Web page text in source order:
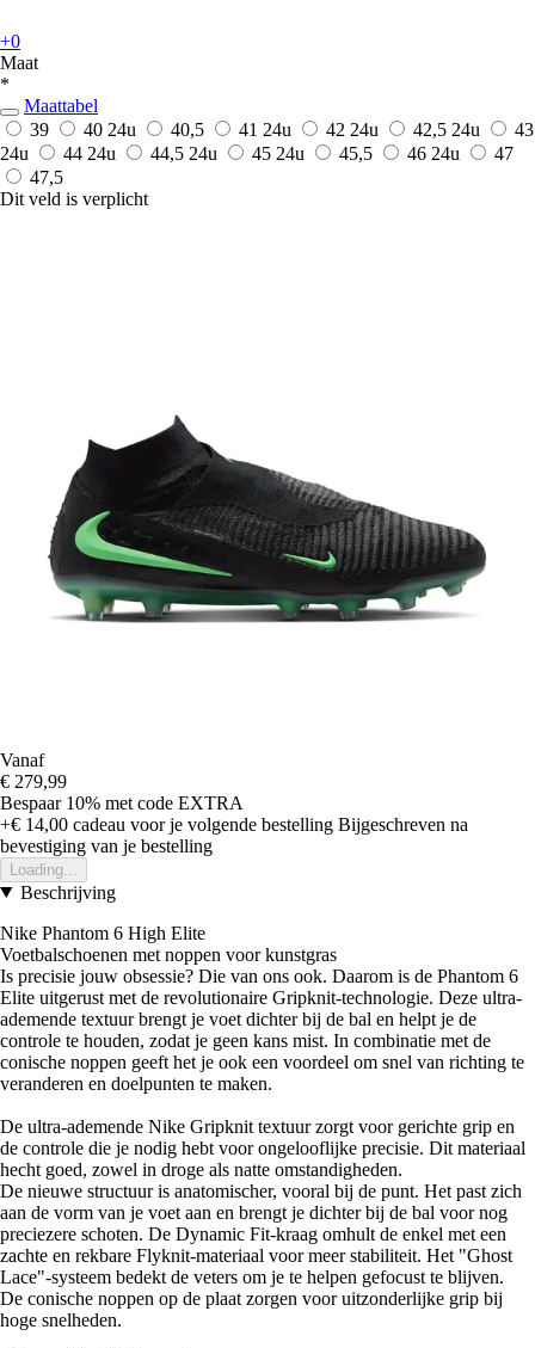
+0
Maat
*
Maattabel
39
40 24u 40,5 41 24u 42 24u 42,5 24u
43
24u
44 24u 44,5 24u 45 24u 45,5 46 24u
47
47,5
Dit veld is verplicht
Vanaf
€ 279,99
Bespaar 10% met code EXTRA
+€ 14,00 cadeau voor je volgende bestelling Bijgeschreven na
bevestiging van je bestelling
Loading...
Beschrijving
Nike Phantom 6 High Elite
Voetbalschoenen met noppen voor kunstgras
Is precisie jouw obsessie? Die van ons ook. Daarom is de Phantom 6
Elite uitgerust met de revolutionaire Gripknit-technologie. Deze ultra-
ademende textuur brengt je voet dichter bij de bal en helpt je de
controle te houden, zodat je geen kans mist. In combinatie met de
conische noppen geeft het je ook een voordeel om snel van richting te
veranderen en doelpunten te maken.
De ultra-ademende Nike Gripknit textuur zorgt voor gerichte grip en
de controle die je nodig hebt voor ongelooflijke precisie. Dit materiaal
hecht goed, zowel in droge als natte omstandigheden.
De nieuwe structuur is anatomischer, vooral bij de punt. Het past zich
aan de vorm van je voet aan en brengt je dichter bij de bal voor nog
preciezere schoten. De Dynamic Fit-kraag omhult de enkel met een
zachte en rekbare Flyknit-materiaal voor meer stabiliteit. Het "Ghost
Lace"-systeem bedekt de veters om je te helpen gefocust te blijven.
De conische noppen op de plaat zorgen voor uitzonderlijke grip bij
hoge snelheden.